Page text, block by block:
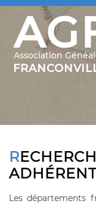
RECHERCHES DE NOS
Les départements